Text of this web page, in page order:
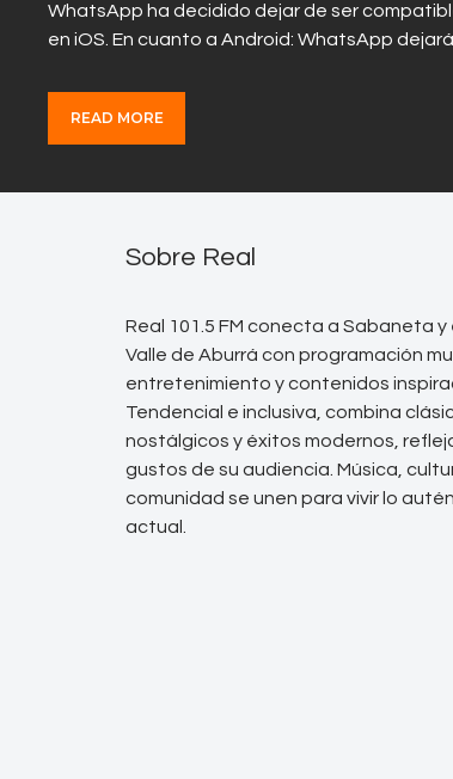
WhatsApp ha decidido dejar de ser
en iOS. En cuanto a Android: WhatsApp
READ MORE
Sobre Real
Real 101.5 FM conecta a Sabaneta y
Valle de Aburrá con programación
entretenimiento y contenidos
Tendencial e inclusiva, combina
nostálgicos y éxitos modernos,
gustos de su audiencia. Música,
comunidad se unen para vivir lo
actual.